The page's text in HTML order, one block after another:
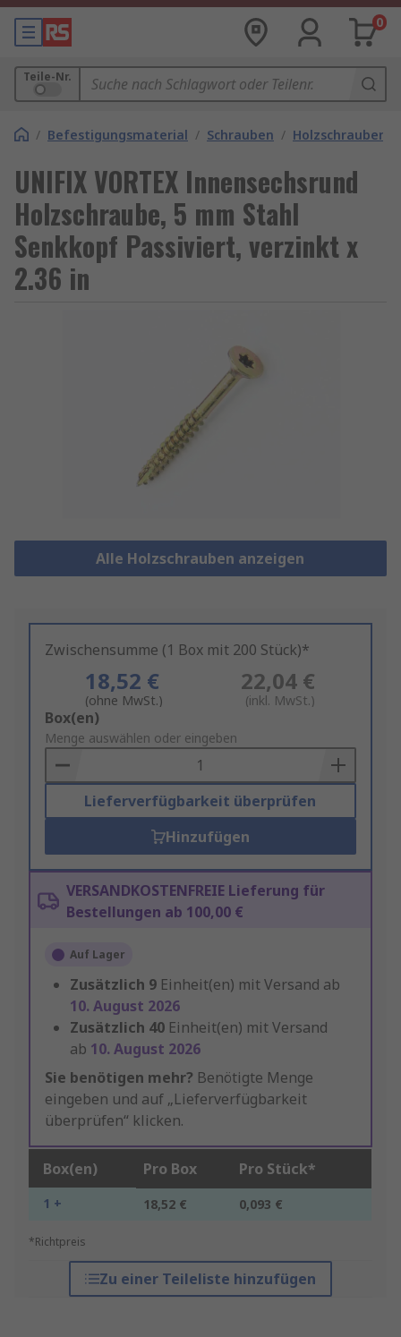
0
Teile-Nr.
/ Befestigungsmaterial / Schrauben / Holzschrauben
UNIFIX VORTEX Innensechsrund
Holzschraube, 5 mm Stahl
Senkkopf Passiviert, verzinkt x
2.36 in
Alle Holzschrauben anzeigen
Zwischensumme (1 Box mit 200 Stück)*
18,52 €
(ohne MwSt.)
22,04 €
(inkl. MwSt.)
Add
to
Basket
Box(en)
Menge auswählen oder eingeben
Lieferverfügbarkeit überprüfen
Hinzufügen
VERSANDKOSTENFREIE Lieferung für
Bestellungen ab 100,00 €
Auf Lager
Zusätzlich 9 Einheit(en) mit Versand ab
10. August 2026
Zusätzlich 40 Einheit(en) mit Versand
ab 10. August 2026
Sie benötigen mehr? Benötigte Menge
eingeben und auf „Lieferverfügbarkeit
überprüfen“ klicken.
Box(en) Pro Box Pro Stück*
1 + 18,52 € 0,093 €
*Richtpreis
Zu einer Teileliste hinzufügen